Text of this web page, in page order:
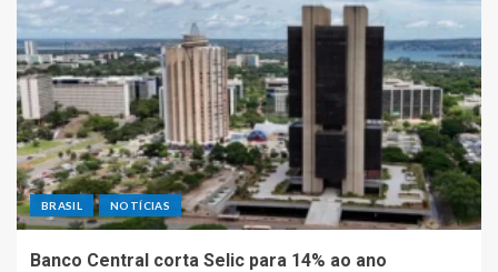
BRASIL NOTÍCIAS
Banco Central corta Selic para 14% ao ano